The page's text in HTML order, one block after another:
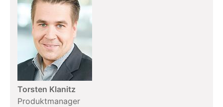
Torsten Klanitz
Produktmanager